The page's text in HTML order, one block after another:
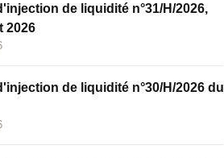
de liquidité n°31/H/2026,
2026
de liquidité n°30/H/2026 du